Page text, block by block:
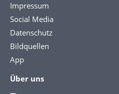
Impressum
Social Media
Datenschutz
Bildquellen
App
Über uns